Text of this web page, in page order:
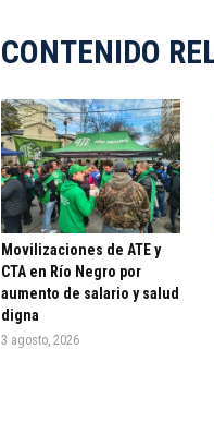
CONTENIDO
Movilizaciones de ATE y
CTA en Río Negro por
aumento de salario y salud
digna
3 agosto, 2026